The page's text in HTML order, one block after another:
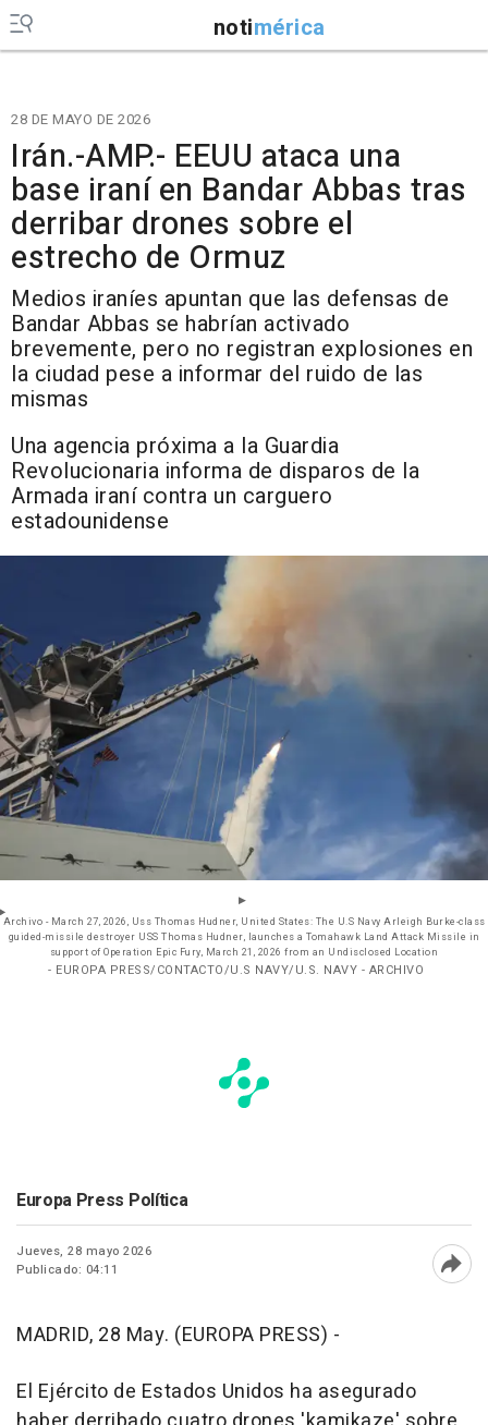
notimérica
28 DE MAYO DE 2026
Irán.-AMP.- EEUU ataca una
base iraní en Bandar Abbas tras
derribar drones sobre el
estrecho de Ormuz
Medios iraníes apuntan que las defensas de
Bandar Abbas se habrían activado
brevemente, pero no registran explosiones en
la ciudad pese a informar del ruido de las
mismas
Una agencia próxima a la Guardia
Revolucionaria informa de disparos de la
Armada iraní contra un carguero
estadounidense
Archivo - March 27, 2026, Uss Thomas Hudner, United States: The U.S Navy Arleigh Burke-class
guided-missile destroyer USS Thomas Hudner, launches a Tomahawk Land Attack Missile in
support of Operation Epic Fury, March 21, 2026 from an Undisclosed Location
- EUROPA PRESS/CONTACTO/U.S NAVY/U.S. NAVY - ARCHIVO
Europa Press Política
Jueves, 28 mayo 2026
Publicado: 04:11
MADRID, 28 May. (EUROPA PRESS) -
El Ejército de Estados Unidos ha asegurado